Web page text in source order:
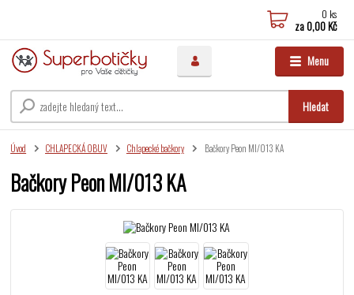
Menu
Hledat
0 ks
za0,00 Kč
Úvod CHLAPECKÁ OBUV Chlapecké bačkory Bačkory Peon MI/013 KA
Bačkory Peon MI/013 KA